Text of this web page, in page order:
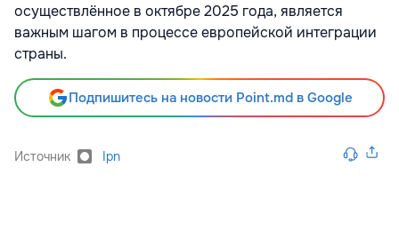
осуществлённое в октябре 2025 года, является
важным шагом в процессе европейской интеграции
страны.
Подпишитесь на новости Point.md в Google
Источник Ipn